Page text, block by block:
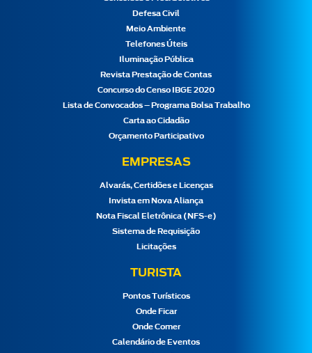
Defesa Civil
Meio Ambiente
Telefones Úteis
Iluminação Pública
Revista Prestação de Contas
Concurso do Censo IBGE 2020
Lista de Convocados – Programa Bolsa Trabalho
Carta ao Cidadão
Orçamento Participativo
EMPRESAS
Alvarás, Certidões e Licenças
Invista em Nova Aliança
Nota Fiscal Eletrônica (NFS-e)
Sistema de Requisição
Licitações
TURISTA
Pontos Turísticos
Onde Ficar
Onde Comer
Calendário de Eventos